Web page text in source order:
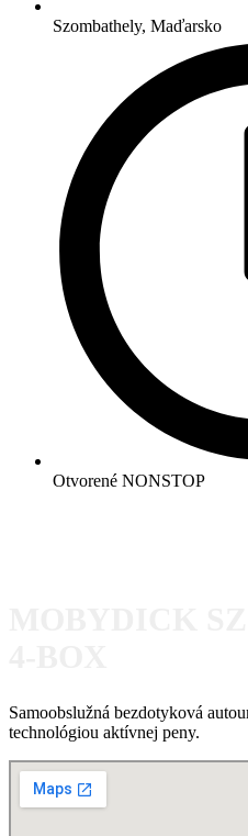
Szombathely, Maďarsko
Otvorené NONSTOP
Samoobslužná bezdotyková
technológiou aktívnej peny.